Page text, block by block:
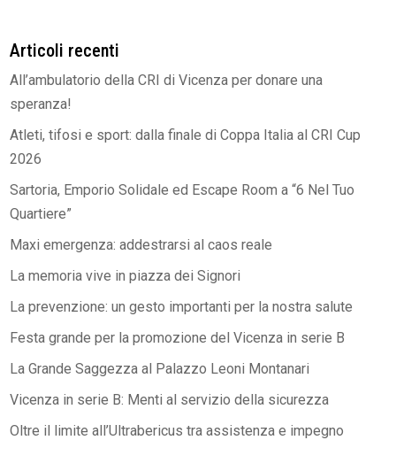
Articoli recenti
All’ambulatorio della CRI di Vicenza per donare una
speranza!
Atleti, tifosi e sport: dalla finale di Coppa Italia al CRI Cup
2026
Sartoria, Emporio Solidale ed Escape Room a “6 Nel Tuo
Quartiere”
Maxi emergenza: addestrarsi al caos reale
La memoria vive in piazza dei Signori
La prevenzione: un gesto importanti per la nostra salute
Festa grande per la promozione del Vicenza in serie B
La Grande Saggezza al Palazzo Leoni Montanari
Vicenza in serie B: Menti al servizio della sicurezza
Oltre il limite all’Ultrabericus tra assistenza e impegno